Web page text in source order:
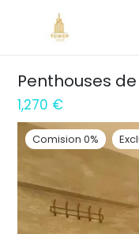
Penthouses
1,270 €
Comision 0%